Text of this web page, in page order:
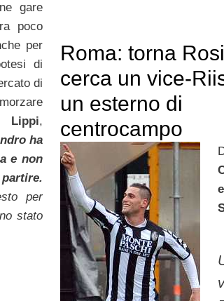
gare
poco
per
di
di
Lippi,
ha
e non
per
stato
Roma: torna
cerca un vice-
un esterno di
centrocampo